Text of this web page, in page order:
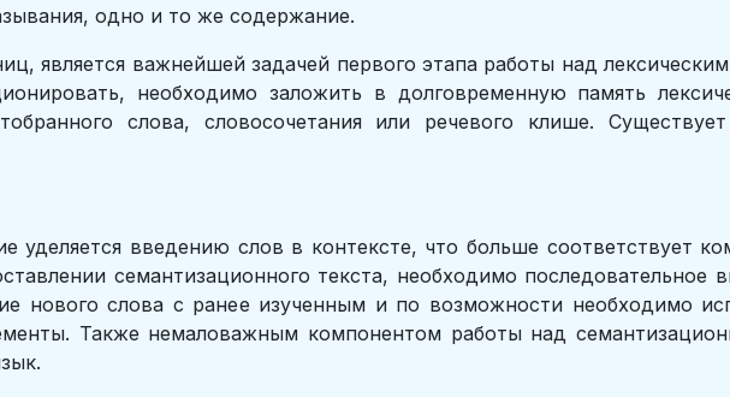
одно и то же содержание.
является важнейшей задачей первого этапа работы над
необходимо заложить в долговременную память
слова, словосочетания или речевого клише.
уделяется введению слов в контексте, что больше соответствует
семантизационного текста, необходимо последовательное
нового слова с ранее изученным и по возможности необходимо
Также немаловажным компонентом работы над